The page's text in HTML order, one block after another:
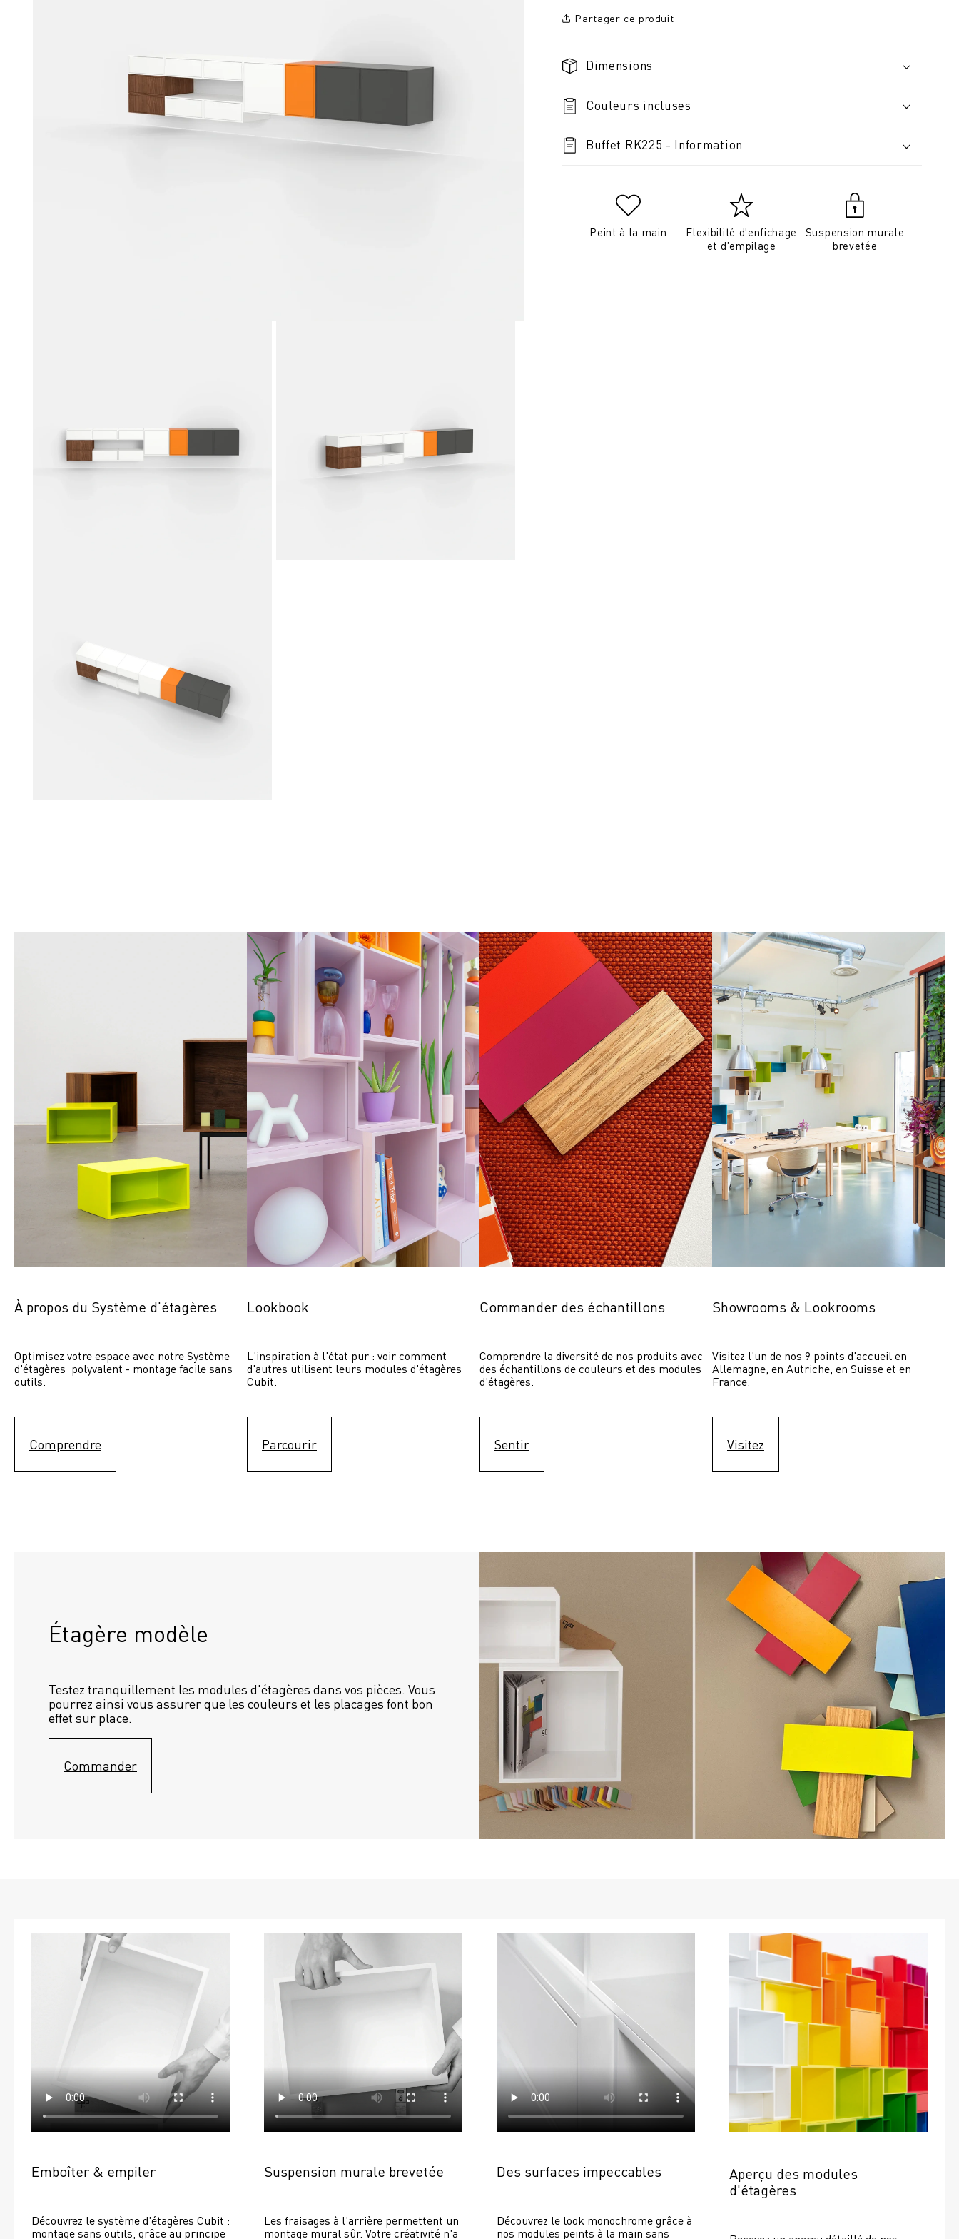
Partager ce produit
Dimensions
Couleurs incluses
Buffet RK225 - Information
Peint à la main
Flexibilité d'enfichage
et d'empilage
Suspension murale
brevetée
À propos du Système d'étagères
Optimisez votre espace avec notre Système
d'étagères  polyvalent - montage facile sans
outils.
Comprendre
Lookbook
L'inspiration à l'état pur : voir comment
d'autres utilisent leurs modules d'étagères
Cubit.
Parcourir
Commander des échantillons
Comprendre la diversité de nos produits avec
des échantillons de couleurs et des modules
d'étagères.
Sentir
Showrooms & Lookrooms
Visitez l'un de nos 9 points d'accueil en
Allemagne, en Autriche, en Suisse et en
France.
Visitez
Étagère modèle
Testez tranquillement les modules d'étagères dans vos pièces. Vous
pourrez ainsi vous assurer que les couleurs et les placages font bon
effet sur place.
Commander
Emboîter & empiler
Découvrez le système d'étagères Cubit :
montage sans outils, grâce au principe
Suspension murale brevetée
Les fraisages à l'arrière permettent un
montage mural sûr. Votre créativité n'a
Des surfaces impeccables
Découvrez le look monochrome grâce à
nos modules peints à la main sans
Aperçu des modules
d'étagères